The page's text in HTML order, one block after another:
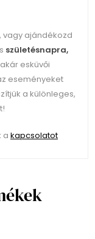
ajándékozd
születésnapra,
esküvői
eseményeket
a különleges,
a kapcsolatot